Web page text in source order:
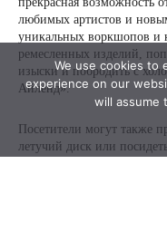
We use cookies to
experience on our
will assume